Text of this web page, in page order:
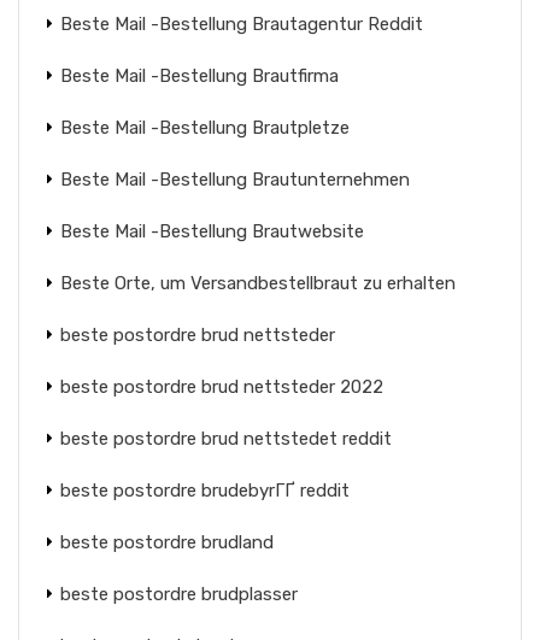
Beste Mail -Bestellung Brautagentur Reddit
Beste Mail -Bestellung Brautfirma
Beste Mail -Bestellung Brautpletze
Beste Mail -Bestellung Brautunternehmen
Beste Mail -Bestellung Brautwebsite
Beste Orte, um Versandbestellbraut zu erhalten
beste postordre brud nettsteder
beste postordre brud nettsteder 2022
beste postordre brud nettstedet reddit
beste postordre brudebyrГҐ reddit
beste postordre brudland
beste postordre brudplasser